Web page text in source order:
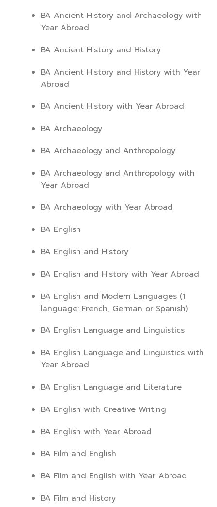
BA Ancient History and Archaeology with
Year Abroad
BA Ancient History and History
BA Ancient History and History with Year
Abroad
BA Ancient History with Year Abroad
BA Archaeology
BA Archaeology and Anthropology
BA Archaeology and Anthropology with
Year Abroad
BA Archaeology with Year Abroad
BA English
BA English and History
BA English and History with Year Abroad
BA English and Modern Languages (1
language: French, German or Spanish)
BA English Language and Linguistics
BA English Language and Linguistics with
Year Abroad
BA English Language and Literature
BA English with Creative Writing
BA English with Year Abroad
BA Film and English
BA Film and English with Year Abroad
BA Film and History